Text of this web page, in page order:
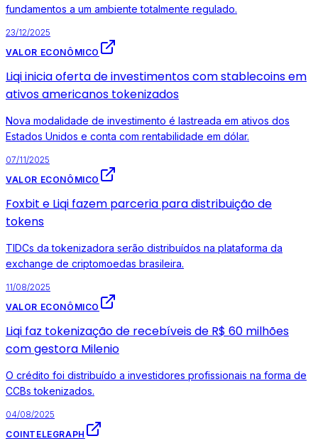
fundamentos a um ambiente totalmente regulado.
23/12/2025
VALOR ECONÔMICO
Liqi inicia oferta de investimentos com stablecoins em
ativos americanos tokenizados
Nova modalidade de investimento é lastreada em ativos dos
Estados Unidos e conta com rentabilidade em dólar.
07/11/2025
VALOR ECONÔMICO
Foxbit e Liqi fazem parceria para distribuição de
tokens
TIDCs da tokenizadora serão distribuídos na plataforma da
exchange de criptomoedas brasileira.
11/08/2025
VALOR ECONÔMICO
Liqi faz tokenização de recebíveis de R$ 60 milhões
com gestora Milenio
O crédito foi distribuído a investidores profissionais na forma de
CCBs tokenizados.
04/08/2025
COINTELEGRAPH